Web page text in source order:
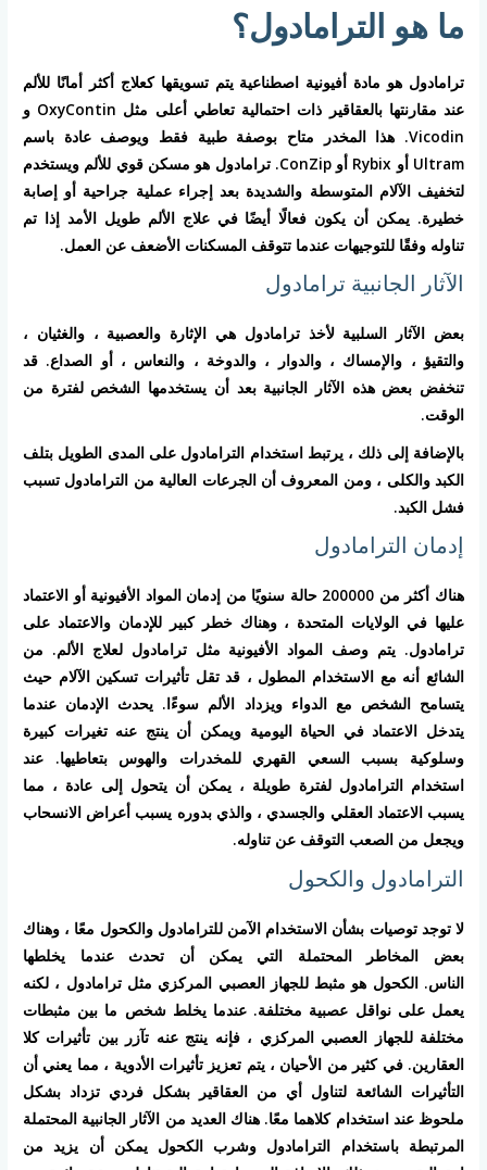
ما هو الترامادول؟
ترامادول هو مادة أفيونية اصطناعية يتم تسويقها كعلاج أكثر أمانًا للألم
عند مقارنتها بالعقاقير ذات احتمالية تعاطي أعلى مثل OxyContin و
Vicodin. هذا المخدر متاح بوصفة طبية فقط ويوصف عادة باسم
Ultram أو Rybix أو ConZip. ترامادول هو مسكن قوي للألم ويستخدم
لتخفيف الآلام المتوسطة والشديدة بعد إجراء عملية جراحية أو إصابة
خطيرة. يمكن أن يكون فعالًا أيضًا في علاج الألم طويل الأمد إذا تم
تناوله وفقًا للتوجيهات عندما تتوقف المسكنات الأضعف عن العمل.
الآثار الجانبية ترامادول
بعض الآثار السلبية لأخذ ترامادول هي الإثارة والعصبية ، والغثيان ،
والتقيؤ ، والإمساك ، والدوار ، والدوخة ، والنعاس ، أو الصداع. قد
تنخفض بعض هذه الآثار الجانبية بعد أن يستخدمها الشخص لفترة من
الوقت.
بالإضافة إلى ذلك ، يرتبط استخدام الترامادول على المدى الطويل بتلف
الكبد والكلى ، ومن المعروف أن الجرعات العالية من الترامادول تسبب
فشل الكبد.
إدمان الترامادول
هناك أكثر من 200000 حالة سنويًا من إدمان المواد الأفيونية أو الاعتماد
عليها في الولايات المتحدة ، وهناك خطر كبير للإدمان والاعتماد على
ترامادول. يتم وصف المواد الأفيونية مثل ترامادول لعلاج الألم. من
الشائع أنه مع الاستخدام المطول ، قد تقل تأثيرات تسكين الآلام حيث
يتسامح الشخص مع الدواء ويزداد الألم سوءًا. يحدث الإدمان عندما
يتدخل الاعتماد في الحياة اليومية ويمكن أن ينتج عنه تغيرات كبيرة
وسلوكية بسبب السعي القهري للمخدرات والهوس بتعاطيها. عند
استخدام الترامادول لفترة طويلة ، يمكن أن يتحول إلى عادة ، مما
يسبب الاعتماد العقلي والجسدي ، والذي بدوره يسبب أعراض الانسحاب
ويجعل من الصعب التوقف عن تناوله.
الترامادول والكحول
لا توجد توصيات بشأن الاستخدام الآمن للترامادول والكحول معًا ، وهناك
بعض المخاطر المحتملة التي يمكن أن تحدث عندما يخلطها
الناس. الكحول هو مثبط للجهاز العصبي المركزي مثل ترامادول ، لكنه
يعمل على نواقل عصبية مختلفة. عندما يخلط شخص ما بين مثبطات
مختلفة للجهاز العصبي المركزي ، فإنه ينتج عنه تآزر بين تأثيرات كلا
العقارين. في كثير من الأحيان ، يتم تعزيز تأثيرات الأدوية ، مما يعني أن
التأثيرات الشائعة لتناول أي من العقاقير بشكل فردي تزداد بشكل
ملحوظ عند استخدام كلاهما معًا. هناك العديد من الآثار الجانبية المحتملة
المرتبطة باستخدام الترامادول وشرب الكحول يمكن أن يزيد من